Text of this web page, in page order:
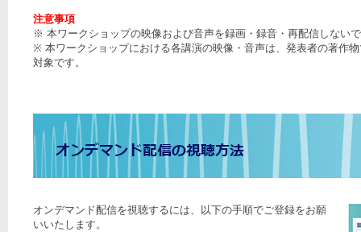
注意事項
※ 本ワークショップの映像および音声を録画・録音・再配信しない
※ 本ワークショップにおける各講演の映像・音声は、発表者の著作
対象です。
オンデマンド配信を視聴するには、以下の手順でご登録をお願
いいたします。